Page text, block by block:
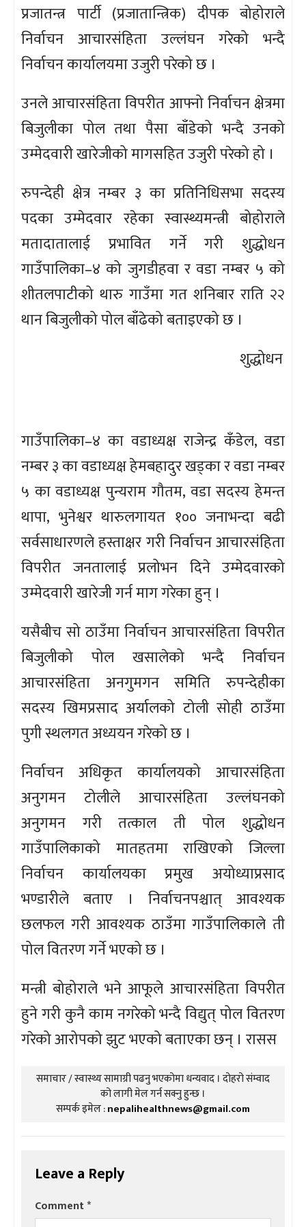
प्रजातन्त्र पार्टी (प्रजातान्त्रिक) दीपक बोहोराले
निर्वाचन आचारसंहिता उल्लंघन गरेको भन्दै
निर्वाचन कार्यालयमा उजुरी परेको छ ।
उनले आचारसंहिता विपरीत आफ्नो निर्वाचन क्षेत्रमा
बिजुलीका पोल तथा पैसा बाँडेको भन्दै उनको
उम्मेदवारी खारेजीको मागसहित उजुरी परेको हो ।
रुपन्देही क्षेत्र नम्बर ३ का प्रतिनिधिसभा सदस्य
पदका उम्मेदवार रहेका स्वास्थ्यमन्त्री बोहोराले
मतादातालाई प्रभावित गर्ने गरी शुद्धोधन
गाउँपालिका–४ को जुगडीहवा र वडा नम्बर ५ को
शीतलपाटीको थारु गाउँमा गत शनिबार राति २२
थान बिजुलीको पोल बाँढेको बताइएको छ ।
शुद्धोधन
गाउँपालिका–४ का वडाध्यक्ष राजेन्द्र कँडेल, वडा
नम्बर ३ का वडाध्यक्ष हेमबहादुर खड्का र वडा नम्बर
५ का वडाध्यक्ष पुन्यराम गौतम, वडा सदस्य हेमन्त
थापा, भुनेश्वर थारुलगायत १०० जनाभन्दा बढी
सर्वसाधारणले हस्ताक्षर गरी निर्वाचन आचारसंहिता
विपरीत जनतालाई प्रलोभन दिने उम्मेदवारको
उम्मेदवारी खारेजी गर्न माग गरेका हुन् ।
यसैबीच सो ठाउँमा निर्वाचन आचारसंहिता विपरीत
बिजुलीको पोल खसालेको भन्दै निर्वाचन
आचारसंहिता अनगुमगन समिति रुपन्देहीका
सदस्य खिमप्रसाद अर्यालको टोली सोही ठाउँमा
पुगी स्थलगत अध्ययन गरेको छ ।
निर्वाचन अधिकृत कार्यालयको आचारसंहिता
अनुगमन टोलीले आचारसंहिता उल्लंघनको
अनुगमन गरी तत्काल ती पोल शुद्धोधन
गाउँपालिकाको मातहतमा राखिएको जिल्ला
निर्वाचन कार्यालयका प्रमुख अयोध्याप्रसाद
भण्डारीले बताए । निर्वाचनपश्चात् आवश्यक
छलफल गरी आवश्यक ठाउँमा गाउँपालिकाले ती
पोल वितरण गर्ने भएको छ ।
मन्त्री बोहोराले भने आफूले आचारसंहिता विपरीत
हुने गरी कुनै काम नगरेको भन्दै विद्युत् पोल वितरण
गरेको आरोपको झुट भएको बताएका छन् । रासस
समाचार / स्वास्थ्य सामाग्री पढनु भएकोमा धन्यवाद । दोहरो संम्वाद
को लागी मेल गर्न सक्नु हुन्छ ।
सम्पर्क इमेल :nepalihealthnews@gmail.com
Leave a Reply
Comment*